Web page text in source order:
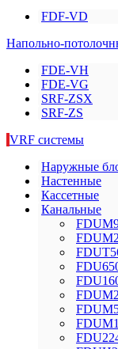
FDF-VD
Напольно-
FDE-VH
FDE-VG
SRF-ZSX
SRF-ZS
VRF системы
Наружные
Настенные
Кассетные
Канальные